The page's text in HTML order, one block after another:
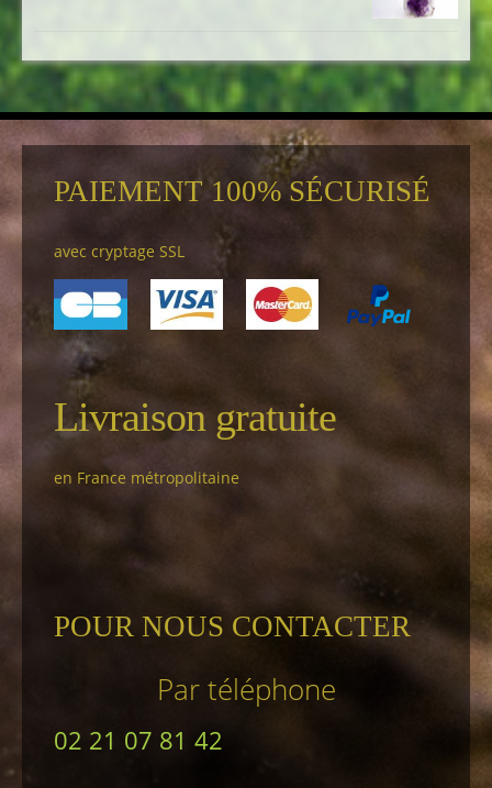
PAIEMENT 100% SÉCURISÉ
avec cryptage SSL
Livraison gratuite
en France métropolitaine
POUR NOUS CONTACTER
Par téléphone
02 21 07 81 42